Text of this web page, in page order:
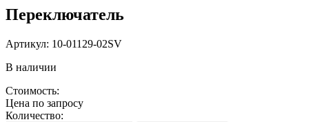
Переключатель
Артикул: 10-01129-02SV
В наличии
Стоимость:
Цена по запросу
Количество: